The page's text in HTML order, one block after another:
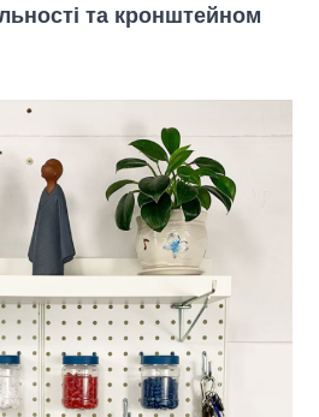
та кронштейном